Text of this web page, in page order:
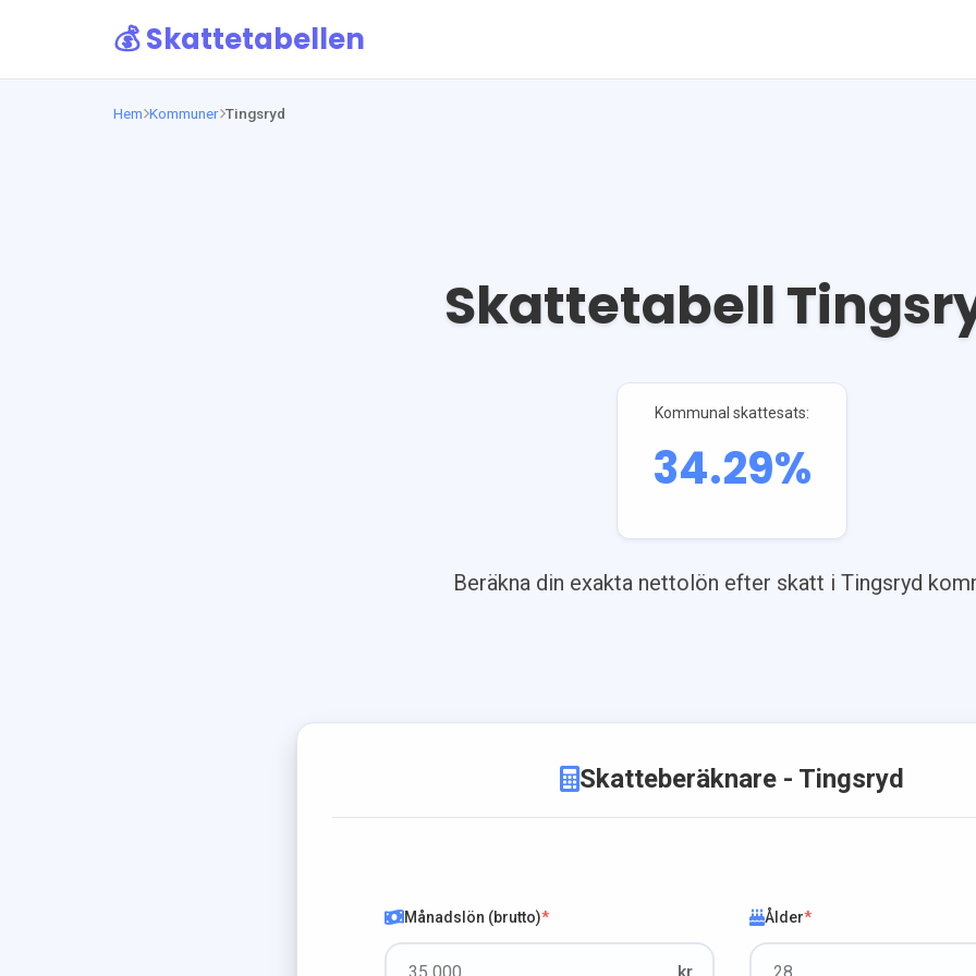
💰 Skattetabellen
Hem Kommuner Tingsryd
Skattetabell
Kommunal skattesats:
34.29%
Beräkna din exakta nettolön efter skatt i Tingsryd
Skatteberäknare - Tingsryd
Månadslön (brutto)*
kr
Ålder*